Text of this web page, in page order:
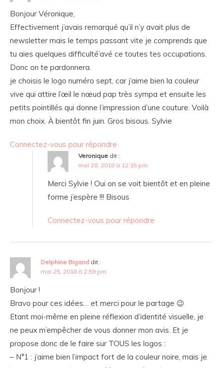
Bonjour Véronique,
Effectivement j’avais remarqué qu’il n’y avait plus de
newsletter mais le temps passant vite je comprends que
tu aies quelques difficulté’avé ce toutes tes occupations.
Donc on te pardonnera.
je choisis le logo numéro sept, car j’aime bien la couleur
vive qui attire l’œil le nœud pap très sympa et ensuite les
petits pointillés qui donne l’impression d’une couture. Voilà
mon choix. À bientôt fin juin. Gros bisous. Sylvie
Connectez-vous pour répondre
Veronique dit :
mai 28, 2018 à 12:15 pm
Merci Sylvie ! Oui on se voit bientôt et en pleine
forme j’espère !!! Bisous
Connectez-vous pour répondre
Delphine Bigand dit :
mai 25, 2018 à 2:59 pm
Bonjour !
Bravo pour ces idées… et merci pour le partage 😉
Etant moi-même en pleine réflexion d’identité visuelle, je
ne peux m’empêcher de vous donner mon avis. Et je
propose donc de le faire sur TOUS les logos :
– N°1 : j’aime bien l’impact fort de la couleur noire, mais je